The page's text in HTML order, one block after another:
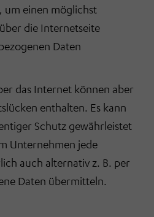
um einen möglichst
die Internetseite
Daten
das Internet können aber
enthalten. Es kann
Schutz gewährleistet
Unternehmen jede
auch alternativ z. B. per
Daten übermitteln.